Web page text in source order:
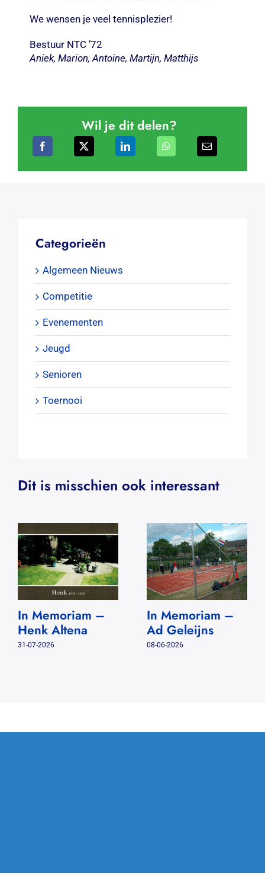
We wensen je veel tennisplezier!
Bestuur NTC ’72
Aniek, Marion, Antoine, Martijn, Matthijs
Wil je dit delen?
Categorieën
Algemeen Nieuws
Competitie
Evenementen
Jeugd
Senioren
Toernooi
Dit is misschien ook interessant
In Memoriam –
Henk Altena
31-07-2026
In Memoriam –
Ad Geleijns
08-06-2026